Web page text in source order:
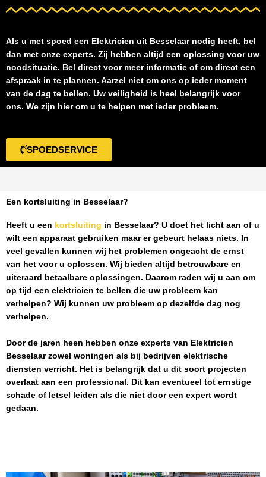
Als u met spoed een Elektricien uit Besselaar nodig heeft, bel
dan met onze experts. Zij hebben altijd een oplossing voor uw
noodsituatie. Bel direct voor meer informatie of om direct een
afspraak in te plannen. Aarzel niet om ons op ieder moment
van de dag te bellen. Uw veiligheid is heel belangrijk voor
ons. We zijn hier om u te helpen met ieder probleem.
SPOEDSERVICE
Een kortsluiting in Besselaar?
Heeft u een kortsluiting in Besselaar? U doet het licht aan of u
wilt een apparaat gebruiken maar er gebeurt helaas niets. In
veel gevallen kunnen wij het problemen ongeacht de ernst
van het voor u oplossen. Wij bieden altijd betrouwbare en
uiteraard betaalbare oplossingen. Daarom raden wij u aan om
op tijd een elektricien te bellen die uw probleem kan
verhelpen? Wij kunnen uw probleem op dezelfde dag nog
verhelpen.
Door de jaren heen hebben onze experts van Elektricien
Besselaarzowel woningen als bij bedrijven elektrische
diensten verricht. Het is belangrijk dat u dit soort projecten
overlaat aan een professional. Dit kan eventueel tot ernstige
schade of letsel leiden als die niet door een expert wordt
gedaan.